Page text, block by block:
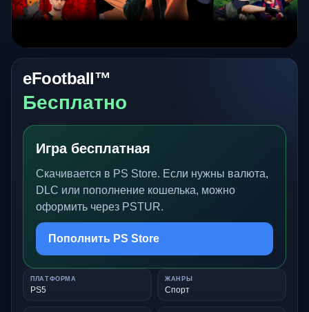
eFootball™
Бесплатно
Игра бесплатная
Скачивается в PS Store. Если нужны валюта,
DLC или пополнение кошелька, можно
оформить через PSTUR.
Пополнить PS Store
ПЛАТФОРМА
PS5
ЖАНРЫ
Спорт